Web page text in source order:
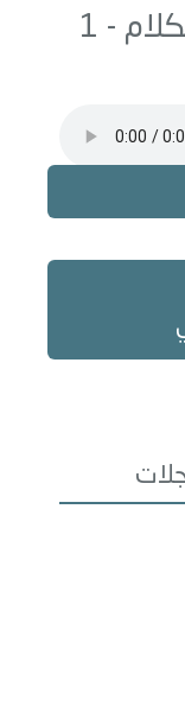
نغمة خلصت فيك كل الكلام - 1